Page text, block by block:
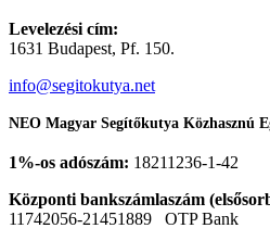
Levelezési cím:
1631 Budapest, Pf. 150.
info@segitokutya.net
NEO Magyar Segítőkutya Közhasznú
1%-os adószám: 18211236-1-42
Központi bankszámlaszám
11742056-21451889 OTP Bank